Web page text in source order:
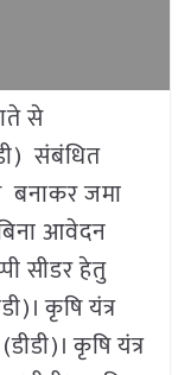
से
संबंधित
बनाकर जमा
आवेदन
सीडर हेतु
कृषि यंत्र
कृषि यंत्र